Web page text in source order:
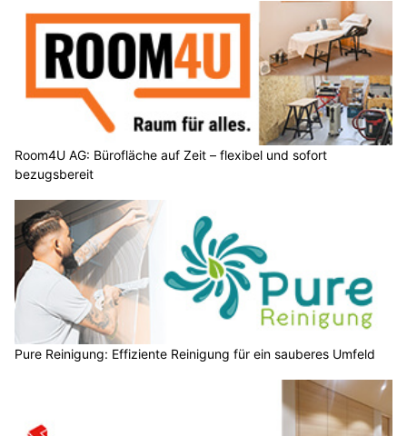
Room4U AG: Bürofläche auf Zeit – flexibel und sofort
bezugsbereit
Pure Reinigung: Effiziente Reinigung für ein sauberes Umfeld